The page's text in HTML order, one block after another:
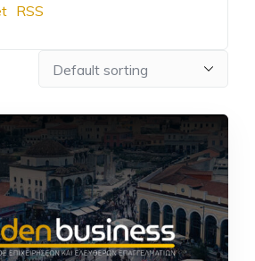
RSS